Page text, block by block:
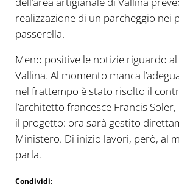
realizzazione di un parcheggio nei
passerella.
Meno positive le notizie riguardo
Vallina. Al momento manca
nel frattempo è stato risolto il
l’architetto francesce Francis
il progetto: ora sarà gestito
Ministero. Di inizio lavori, però, al
parla.
Condividi: